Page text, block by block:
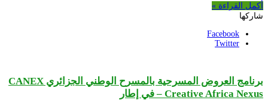
أكمل القراءة »
شاركها
Facebook
Twitter
برنامج العروض المسرحية بالمسرح الوطني الجزائري CANEX
– Creative Africa Nexus في إطار